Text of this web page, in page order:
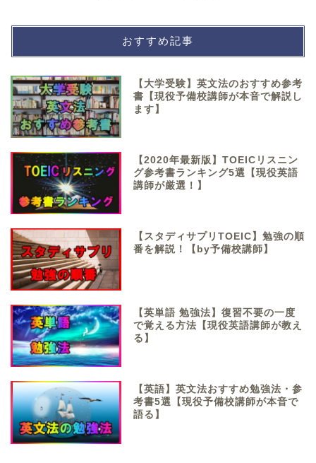
おすすめ記事
【大学受験】英文法のおすすめ参考
書【現役予備校講師が本音で解説し
ます】
【2020年最新版】TOEICリスニン
グ参考書ランキング5選【現役英語
講師が厳選！】
【スタディサプリTOEIC】勉強の順
番を解説！【by予備校講師】
【英単語 勉強法】復習不要の一度
で覚える方法【現役英語講師が教え
る】
【英語】英文法おすすめ勉強法・参
考書5選【現役予備校講師が本音で
語る】